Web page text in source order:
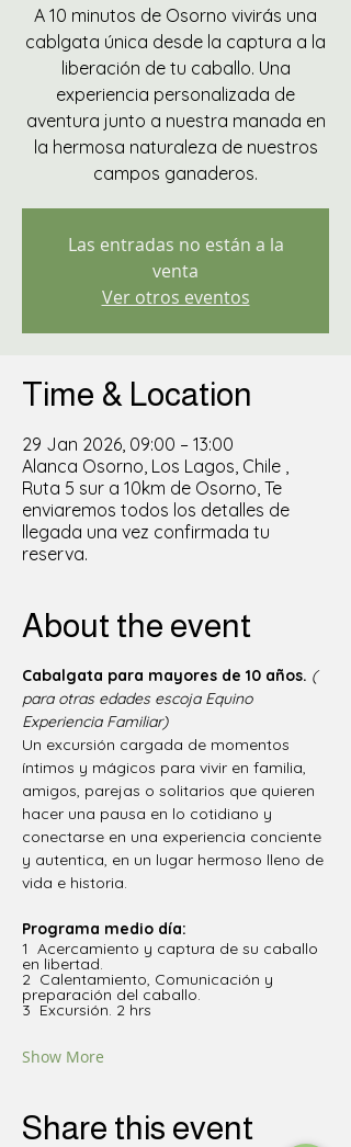
A 10 minutos de Osorno vivirás una
cablgata única desde la captura a la
liberación de tu caballo. Una
experiencia personalizada de
aventura junto a nuestra manada en
la hermosa naturaleza de nuestros
campos ganaderos.
Las entradas no están a la
venta
Ver otros eventos
Time & Location
29 Jan 2026, 09:00 – 13:00
Alanca Osorno, Los Lagos, Chile ,
Ruta 5 sur a 10km de Osorno, Te
enviaremos todos los detalles de
llegada una vez confirmada tu
reserva.
About the event
Cabalgata para mayores de 10 años. (
para otras edades escoja Equino
Experiencia Familiar)
Un excursión cargada de momentos
íntimos y mágicos para vivir en familia,
amigos, parejas o solitarios que quieren
hacer una pausa en lo cotidiano y
conectarse en una experiencia conciente
y autentica, en un lugar hermoso lleno de
vida e historia.
Programa medio día:
1  Acercamiento y captura de su caballo
en libertad.
2  Calentamiento, Comunicación y
preparación del caballo.
3  Excursión. 2 hrs
Show More
Share this event